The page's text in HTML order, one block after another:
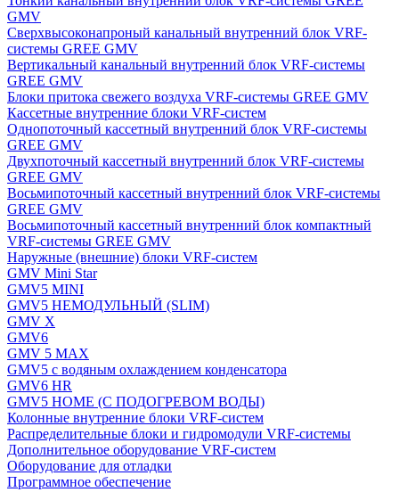
GMV
Сверхвысоконапроный канальный внутренний блок VRF-
системы GREE GMV
Вертикальный канальный внутренний блок VRF-системы
GREE GMV
Блоки притока свежего воздуха VRF-системы GREE GMV
Кассетные внутренние блоки VRF-систем
Однопоточный кассетный внутренний блок VRF-системы
GREE GMV
Двухпоточный кассетный внутренний блок VRF-системы
GREE GMV
Восьмипоточный кассетный внутренний блок VRF-системы
GREE GMV
Восьмипоточный кассетный внутренний блок компактный
VRF-системы GREE GMV
Наружные (внешние) блоки VRF-систем
GMV Mini Star
GMV5 MINI
GMV5 НЕМОДУЛЬНЫЙ (SLIM)
GMV X
GMV6
GMV 5 MAX
GMV5 с водяным охлаждением конденсатора
GMV6 HR
GMV5 HOME (С ПОДОГРЕВОМ ВОДЫ)
Колонные внутренние блоки VRF-систем
Распределительные блоки и гидромодули VRF-системы
Дополнительное оборудование VRF-систем
Оборудование для отладки
Программное обеспечение